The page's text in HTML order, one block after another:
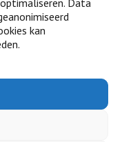
Data
kan